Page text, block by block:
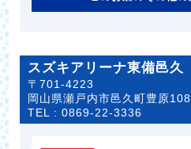
スズキアリーナ東備邑久
〒701-4223
岡山県瀬戸内市邑久町豊原
TEL :0869-22-3336